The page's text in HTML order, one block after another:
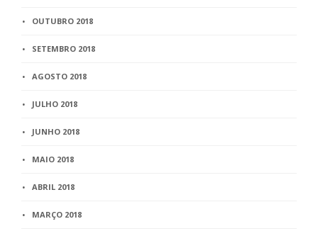
OUTUBRO 2018
SETEMBRO 2018
AGOSTO 2018
JULHO 2018
JUNHO 2018
MAIO 2018
ABRIL 2018
MARÇO 2018